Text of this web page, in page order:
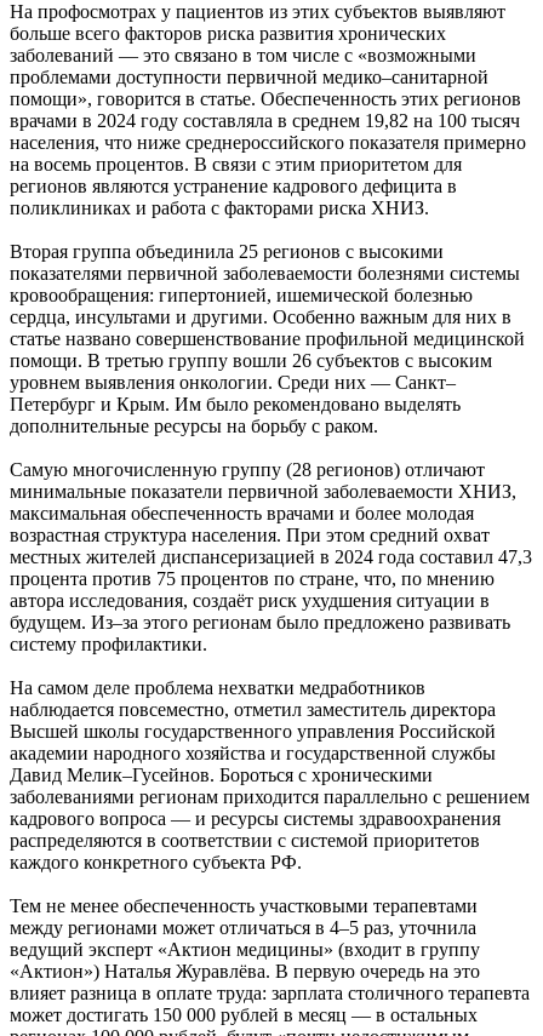
На профосмотрах у пациентов из этих субъектов выявляют
больше всего факторов риска развития хронических
заболеваний — это связано в том числе с «возможными
проблемами доступности первичной медико–санитарной
помощи», говорится в статье. Обеспеченность этих регионов
врачами в 2024 году составляла в среднем 19,82 на 100 тысяч
населения, что ниже среднероссийского показателя примерно
на восемь процентов. В связи с этим приоритетом для
регионов являются устранение кадрового дефицита в
поликлиниках и работа с факторами риска ХНИЗ.
Вторая группа объединила 25 регионов с высокими
показателями первичной заболеваемости болезнями системы
кровообращения: гипертонией, ишемической болезнью
сердца, инсультами и другими. Особенно важным для них в
статье названо совершенствование профильной медицинской
помощи. В третью группу вошли 26 субъектов с высоким
уровнем выявления онкологии. Среди них — Санкт–
Петербург и Крым. Им было рекомендовано выделять
дополнительные ресурсы на борьбу с раком.
Самую многочисленную группу (28 регионов) отличают
минимальные показатели первичной заболеваемости ХНИЗ,
максимальная обеспеченность врачами и более молодая
возрастная структура населения. При этом средний охват
местных жителей диспансеризацией в 2024 года составил 47,3
процента против 75 процентов по стране, что, по мнению
автора исследования, создаёт риск ухудшения ситуации в
будущем. Из–за этого регионам было предложено развивать
систему профилактики.
На самом деле проблема нехватки медработников
наблюдается повсеместно, отметил заместитель директора
Высшей школы государственного управления Российской
академии народного хозяйства и государственной службы
Давид Мелик–Гусейнов. Бороться с хроническими
заболеваниями регионам приходится параллельно с решением
кадрового вопроса — и ресурсы системы здравоохранения
распределяются в соответствии с системой приоритетов
каждого конкретного субъекта РФ.
Тем не менее обеспеченность участковыми терапевтами
между регионами может отличаться в 4–5 раз, уточнила
ведущий эксперт «Актион медицины» (входит в группу
«Актион») Наталья Журавлёва. В первую очередь на это
влияет разница в оплате труда: зарплата столичного терапевта
может достигать 150 000 рублей в месяц — в остальных